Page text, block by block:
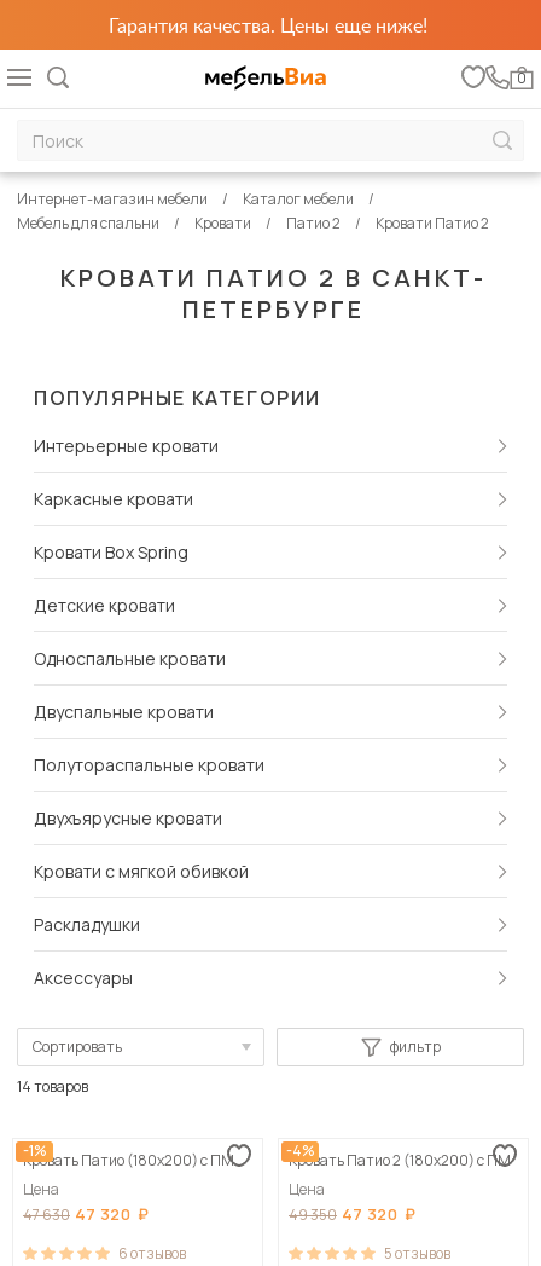
Гарантия качества. Цены еще ниже!
0
КРОВАТИ ПАТИО 2 В САНКТ-
ПЕТЕРБУРГЕ
Интернет-магазин мебели
Каталог мебели
Мебель для спальни
Кровати Патио 2 Кровати Патио 2
ПОПУЛЯРНЫЕ КАТЕГОРИИ
Интерьерные кровати
Каркасные кровати
Кровати Box Spring
Детские кровати
Односпальные кровати
Двуспальные кровати
Полутораспальные кровати
Двухъярусные кровати
Кровати с мягкой обивкой
Раскладушки
Аксессуары
Сортировать
Сначала дорогие
фильтр
14 товаров
-1%
Кровать Патио (180х200) с ПМ
Цена
47 630 47 320
6отзывов
-4%
Кровать Патио 2 (180х200) с ПМ
Цена
49 350 47 320
5отзывов